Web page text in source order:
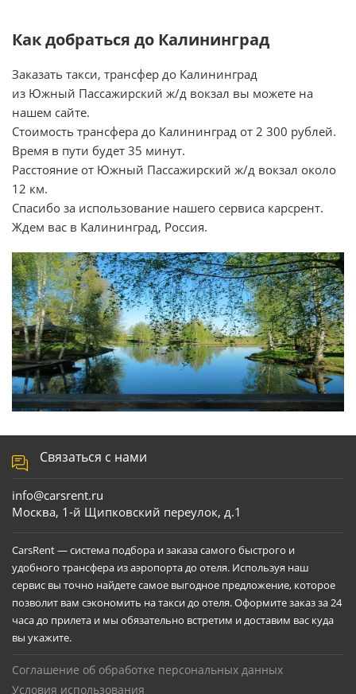
Как добраться до Калининград
Заказать такси, трансфер до Калининград
из Южный Пассажирский ж/д вокзал вы можете на
нашем сайте.
Стоимость трансфера до Калининград от 2 300 рублей.
Время в пути будет 35 минут.
Расстояние от Южный Пассажирский ж/д вокзал около
12 км.
Спасибо за использование нашего сервиса карсрент.
Ждем вас в Калининград, Россия.
Связаться с нами
info@carsrent.ru
Москва, 1-й Щипковский переулок, д.1
CarsRent — система подбора и заказа самого быстрого и
удобного трансфера из аэропорта до отеля. Используя наш
сервис вы точно найдете самое выгодное предложение, которое
позволит вам сэкономить на такси до отеля. Оформите заказ за 24
часа до прилета и мы обязательно встретим и доставим вас куда
вы укажите.
Соглашение об обработке персональных данных
Условия использования